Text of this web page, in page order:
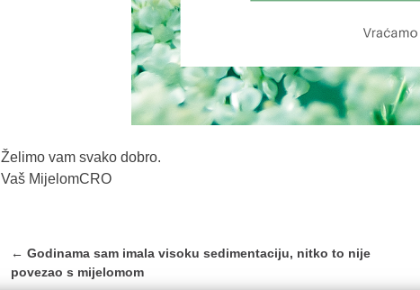
Želimo vam svako dobro.
Vaš MijelomCRO
Post
navigation
← Godinama sam imala visoku sedimentaciju, nitko to nije
povezao s mijelomom